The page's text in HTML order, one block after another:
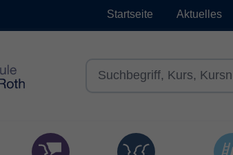
Startseite Aktuelles